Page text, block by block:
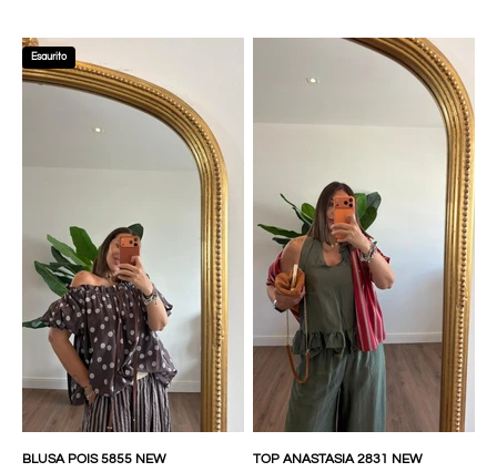
Esaurito
BLUSA POIS 5855 NEW
TOP ANASTASIA 2831 NEW